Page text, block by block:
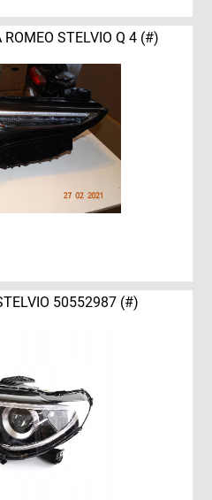
ROMEO STELVIO Q 4 (#)
50552987 (#)